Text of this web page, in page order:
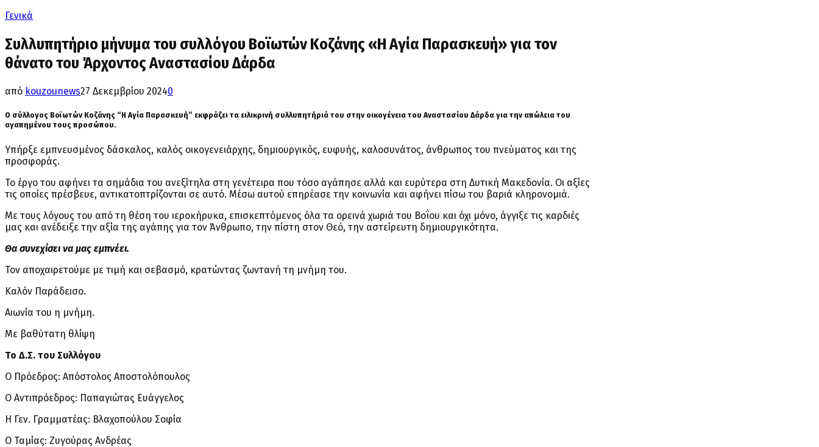
Γενικά
Συλλυπητήριο μήνυμα του συλλόγου Βοϊωτών Κοζάνης «Η Αγία Παρασκευή» για τον
θάνατο του Άρχοντος Αναστασίου Δάρδα
από kouzounews27 Δεκεμβρίου 20240
Ο σύλλογος Βοϊωτών Κοζάνης “Η Αγία Παρασκευή” εκφράζει τα ειλικρινή συλλυπητήριά του στην οικογένεια του Αναστασίου Δάρδα για την απώλεια του
αγαπημένου τους προσώπου.
Υπήρξε εμπνευσμένος δάσκαλος, καλός οικογενειάρχης, δημιουργικός, ευφυής, καλοσυνάτος, άνθρωπος του πνεύματος και της
προσφοράς.
Το έργο του αφήνει τα σημάδια του ανεξίτηλα στη γενέτειρα που τόσο αγάπησε αλλά και ευρύτερα στη Δυτική Μακεδονία. Οι αξίες
τις οποίες πρέσβευε, αντικατοπτρίζονται σε αυτό. Μέσω αυτού επηρέασε την κοινωνία και αφήνει πίσω του βαριά κληρονομιά.
Με τους λόγους του από τη θέση του ιεροκήρυκα, επισκεπτόμενος όλα τα ορεινά χωριά του Βοΐου και όχι μόνο, άγγιξε τις καρδιές
μας και ανέδειξε την αξία της αγάπης για τον Άνθρωπο, την πίστη στον Θεό, την αστείρευτη δημιουργικότητα.
Θα συνεχίσει να μας εμπνέει.
Τον αποχαιρετούμε με τιμή και σεβασμό, κρατώντας ζωντανή τη μνήμη του.
Καλόν Παράδεισο.
Αιωνία του η μνήμη.
Με βαθύτατη θλίψη
Το Δ.Σ. του Συλλόγου
Ο Πρόεδρος: Απόστολος Αποστολόπουλος
Ο Αντιπρόεδρος: Παπαγιώτας Ευάγγελος
Η Γεν. Γραμματέας: Βλαχοπούλου Σοφία
Ο Ταμίας: Ζυγούρας Ανδρέας